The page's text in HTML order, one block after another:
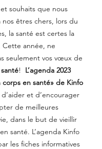
souhaits que nous
êtres chers, lors du
la santé est certes la
Cette année, ne
seulement vos vœux de
! L’agenda 2023
corps en santé» de Kinfo
et d’encourager
de meilleures
dans le but de vieillir
santé. L’agenda Kinfo
les fiches informatives